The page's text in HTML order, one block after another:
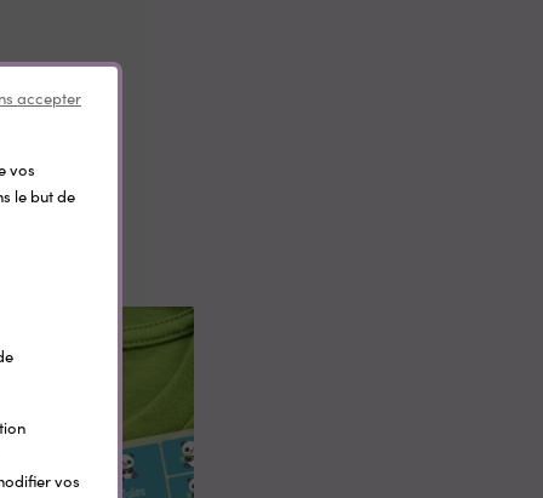
accepter
vos
le but de
vos